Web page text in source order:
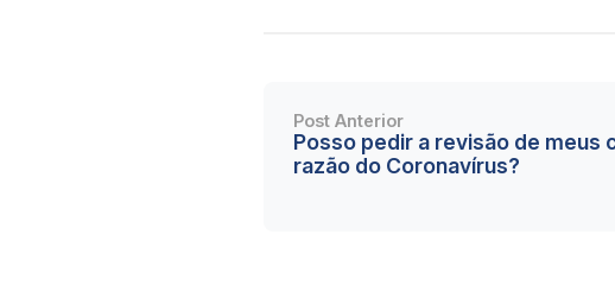
Post Anterior
Posso pedir a revisão de meus
razão do Coronavírus?